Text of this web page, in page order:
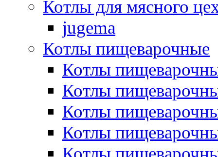
Котлы для мясного
jugema
Котлы пищеварочные
Котлы
Котлы
Котлы
Котлы